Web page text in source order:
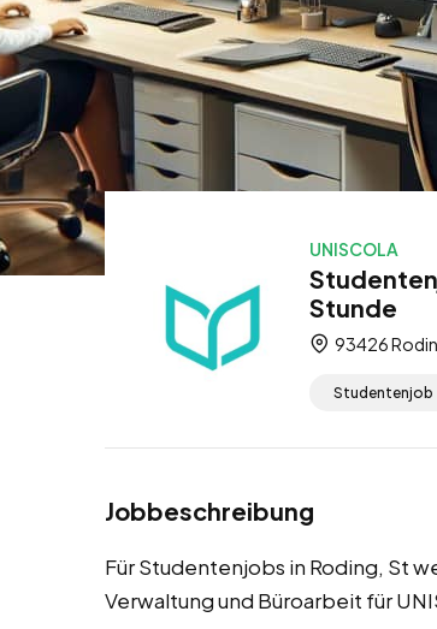
UNISCOLA
Stunde
93426
Studentenjob
Jobbeschreibung
Für Studentenjobs in Roding, St
Verwaltung und Büroarbeit für